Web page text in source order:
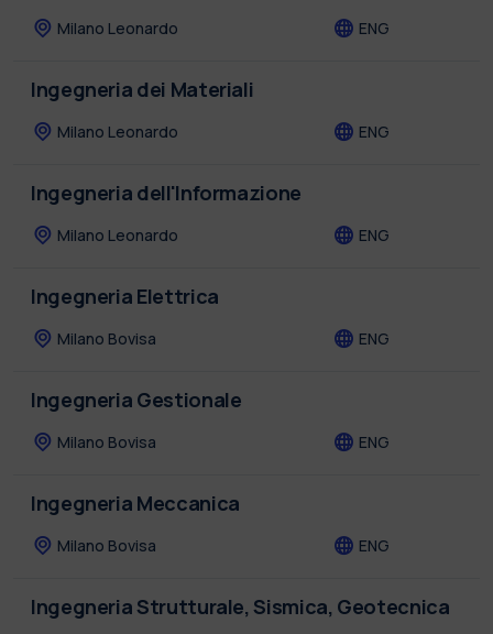
Milano Leonardo ENG
Ingegneria dei Materiali
Milano Leonardo ENG
Ingegneria dell'Informazione
Milano Leonardo ENG
Ingegneria Elettrica
Milano Bovisa ENG
Ingegneria Gestionale
Milano Bovisa ENG
Ingegneria Meccanica
Milano Bovisa ENG
Ingegneria Strutturale, Sismica, Geotecnica